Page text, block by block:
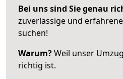
Bei uns sind Sie genau
zuverlässige und
suchen!
Warum?Weil unser
richtig ist.